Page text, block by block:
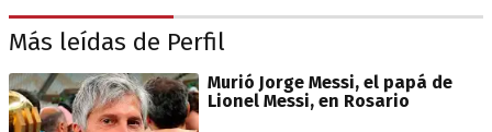
Más leídas de Perfil
Murió Jorge Messi, el papá de
Lionel Messi, en Rosario